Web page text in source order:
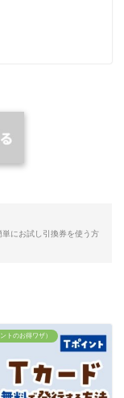
にお試し引換券を使う方
トのお得ワザ）